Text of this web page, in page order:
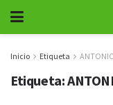
Inicio Etiqueta
Etiqueta: